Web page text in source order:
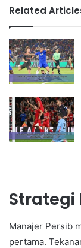
Related
Strategi
Manajer Persib
pertama.